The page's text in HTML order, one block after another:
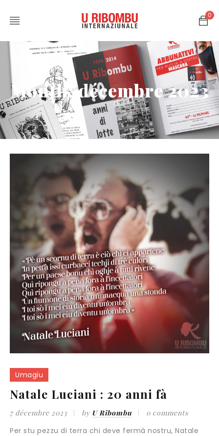
0
Month: décembre 2023
Umagiu
Natale Luciani : 20 anni fà
7 décembre 2023 by U Ribombu 0 comments
Per stu pezzu di terra chi deve fermà nostru, Natale